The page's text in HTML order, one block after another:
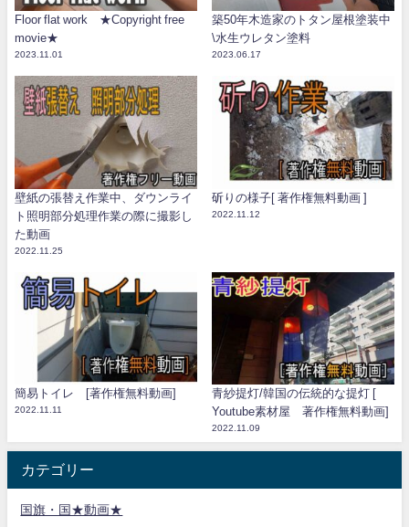
Floor flat work ★Copyright free
movie★
2023.11.01
築50年木造家のトタン屋根塗装中
\水生ウレタン塗料
2023.06.17
壁紙の張替え作業中、ダウンライ
ト照明部分処理作業の際に撮影し
た動画
2022.11.25
斫りの様子[ 著作権無料動画 ]
2022.11.12
簡易トイレ [著作権無料動画]
2022.11.11
青紗提灯/韓国の伝統的な提灯 [
Youtube素材屋 著作権無料動画]
2022.11.09
カテゴリー
国旗・国★動画★